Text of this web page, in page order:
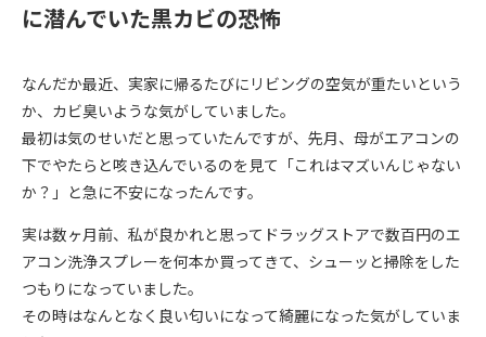
に潜んでいた黒カビの恐怖
なんだか最近、実家に帰るたびにリビングの空気が重たいという
か、カビ臭いような気がしていました。
最初は気のせいだと思っていたんですが、先月、母がエアコンの
下でやたらと咳き込んでいるのを見て「これはマズいんじゃない
か？」と急に不安になったんです。
実は数ヶ月前、私が良かれと思ってドラッグストアで数百円のエ
アコン洗浄スプレーを何本か買ってきて、シューッと掃除をした
つもりになっていました。
その時はなんとなく良い匂いになって綺麗になった気がしていま